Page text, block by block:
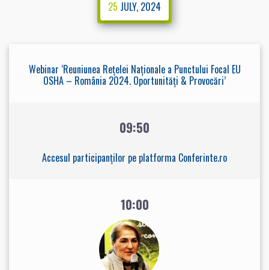
25 JULY, 2024
Webinar ‘Reuniunea Rețelei Naționale a Punctului Focal EU
OSHA – România 2024. Oportunități & Provocări’
09:50
Accesul participanților pe platforma Conferinte.ro
10:00